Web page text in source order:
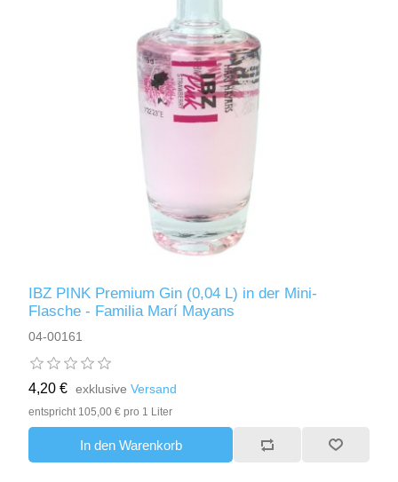
IBZ PINK Premium Gin (0,04 L) in der Mini-
Flasche - Familia Marí Mayans
04-00161
4,20 € exklusiveVersand
entspricht 105,00 € pro 1 Liter
In den Warenkorb